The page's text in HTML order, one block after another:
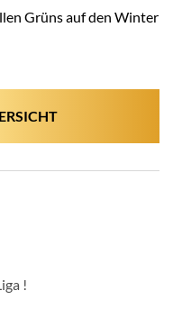
Grüns auf den Winter
!